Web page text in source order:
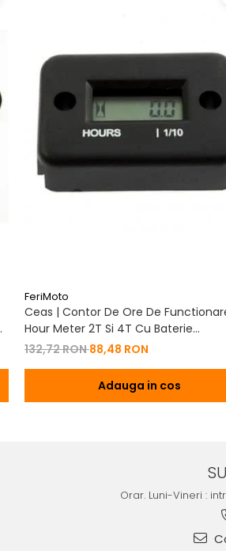
FeriMoto
Ceas | Contor De Ore De
Hour Meter 2T Si 4T Cu Baterie
Schimbabila Pt. Motor Pe Benzina 2T
132,72 RON88,48 RON
Adauga in cos
Orar. Luni-Vineri :